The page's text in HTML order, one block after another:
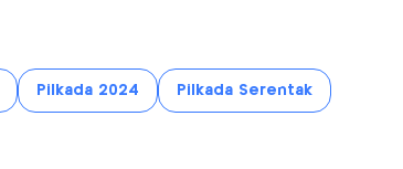
Pilkada 2024 Pilkada Serentak